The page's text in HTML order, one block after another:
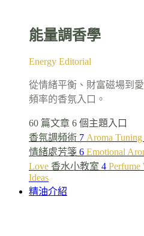
能量調香學
Energy Editorial
從情緒平衡、財富磁場到
頻率的香氛入口。
60 篇文章 6 個主題入口
香氛調頻術 7 Aroma Tuning
情緒處芳箋 6 Emotional
Love 香水小教室 4 Perfume
Ideas
精油介紹